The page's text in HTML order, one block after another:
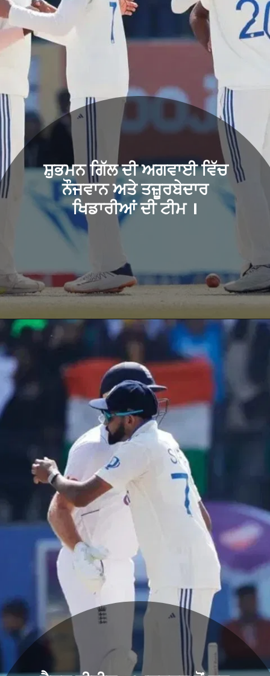
ਸ਼ੁਭਮਨ ਗਿੱਲ ਦੀ ਅਗਵਾਈ ਵਿੱਚ
ਨੌਜਵਾਨ ਅਤੇ ਤਜ਼ੂਰਬੇਦਾਰ
ਖਿਡਾਰੀਆਂ ਦੀ ਟੀਮ ।